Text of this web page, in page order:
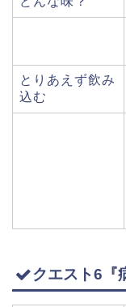
とりあえず飲み
込む
クエスト6『